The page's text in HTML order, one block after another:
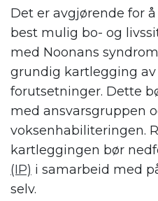
Det er avgjørende for
best mulig bo- og
med Noonans
grundig kartlegging av
forutsetninger. Dette
med ansvarsgruppen
voksenhabiliteringen.
kartleggingen bør
(IP) i samarbeid med
selv.